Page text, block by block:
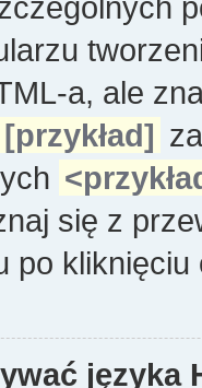
a, ale
[przykład]
się z
po
języka